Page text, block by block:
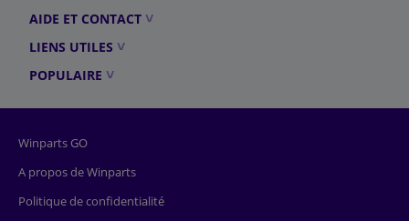
AIDE ET CONTACT
LIENS UTILES
POPULAIRE
Winparts GO
A propos de Winparts
Politique de confidentialité